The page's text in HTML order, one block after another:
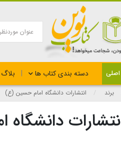
دسته بندی کتاب ها بلاگ
برند
انتشارات دانشگاه امام حسین (ع)